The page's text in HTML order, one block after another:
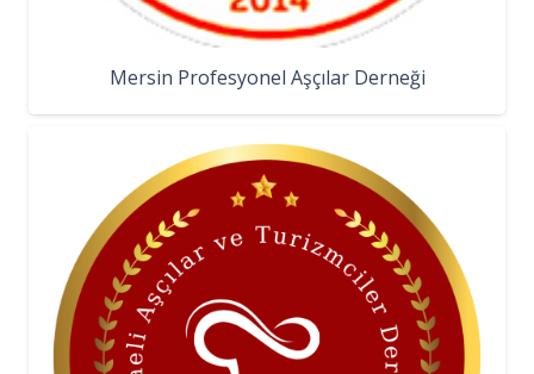
Mersin Profesyonel Aşçılar Derneği